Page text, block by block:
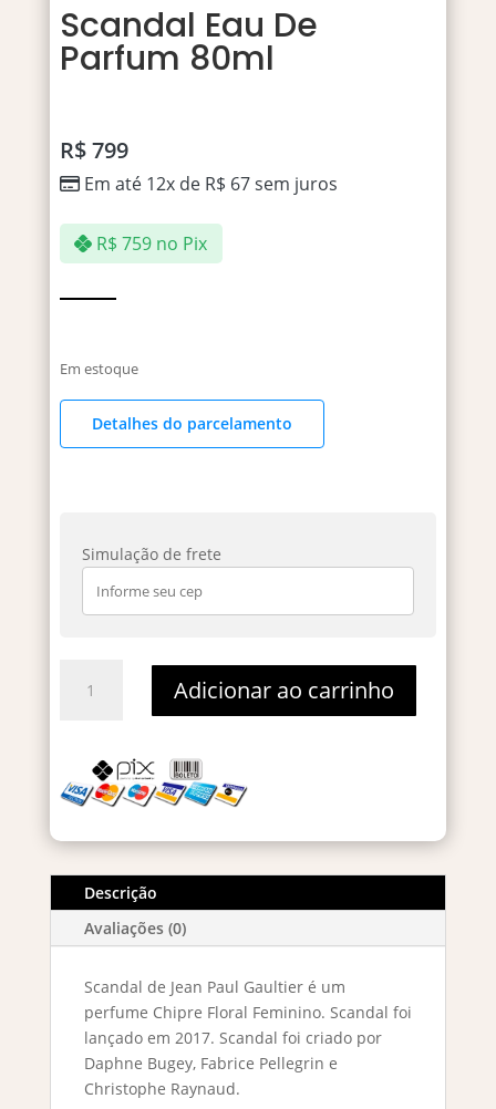
Scandal Eau De
Parfum 80ml
R$799
Em até 12x de R$ 67sem juros
R$ 759 no Pix
Em estoque
Detalhes do parcelamento
Simulação de frete
80ml
quantidade
Adicionar ao carrinho
Descrição
Avaliações (0)
Scandal de Jean Paul Gaultier é um
perfume Chipre Floral Feminino. Scandal foi
lançado em 2017. Scandal foi criado por
Daphne Bugey, Fabrice Pellegrin e
Christophe Raynaud.